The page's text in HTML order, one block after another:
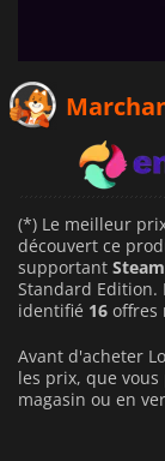
(*) Le meilleur
découvert ce
supportant Steam
Standard Edition.
identifié 16 offres
Avant d'acheter
les prix, que
magasin ou en